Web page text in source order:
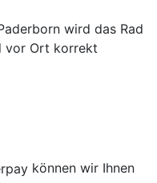
wird das Rad
vor Ort korrekt
können wir Ihnen